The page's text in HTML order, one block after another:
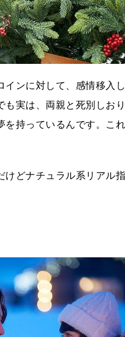
インに対して、感情移入
も実は、両親と死別しお
を持っているんです。こ
けどナチュラル系リアル